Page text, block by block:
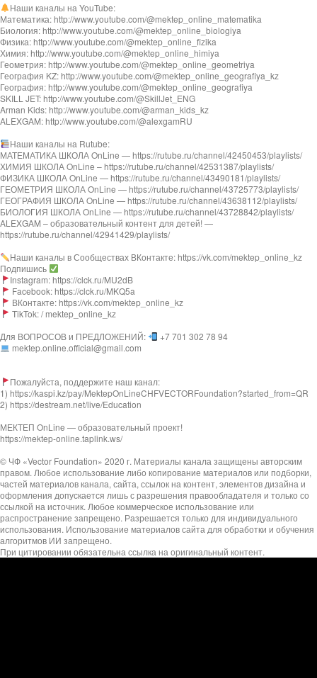
Наши каналы на YouTube:
Математика: http://www.youtube.com/@mektep_online_matematika
Биология: http://www.youtube.com/@mektep_online_biologiya
Физика: http://www.youtube.com/@mektep_online_fizika
Химия: http://www.youtube.com/@mektep_online_himiya
Геометрия: http://www.youtube.com/@mektep_online_geometriya
География KZ: http://www.youtube.com/@mektep_online_geografiya_kz
География: http://www.youtube.com/@mektep_online_geografiya
SKILL JET: http://www.youtube.com/@SkillJet_ENG
Arman Kids: http://www.youtube.com/@arman_kids_kz
ALEXGAM: http://www.youtube.com/@alexgamRU
Наши каналы на Rutube:
МАТЕМАТИКА ШКОЛА OnLine — https://rutube.ru/channel/42450453/playlists/
ХИМИЯ ШКОЛА OnLine – https://rutube.ru/channel/42531387/playlists/
ФИЗИКА ШКОЛА OnLine — https://rutube.ru/channel/43490181/playlists/
ГЕОМЕТРИЯ ШКОЛА OnLine — https://rutube.ru/channel/43725773/playlists/
ГЕОГРАФИЯ ШКОЛА OnLine — https://rutube.ru/channel/43638112/playlists/
БИОЛОГИЯ ШКОЛА OnLine — https://rutube.ru/channel/43728842/playlists/
ALEXGAM – образовательный контент для детей! —
https://rutube.ru/channel/42941429/playlists/
Наши каналы в Сообществах ВКонтакте: https://vk.com/mektep_online_kz
Подпишись
Instagram: https://clck.ru/MU2dB
Facebook: https://clck.ru/MKQ5a
ВКонтакте: https://vk.com/mektep_online_kz
TikTok: / mektep_online_kz
Для ВОПРОСОВ и ПРЕДЛОЖЕНИЙ:
+7 701 302 78 94
mektep.online.official@gmail.com
Пожалуйста, поддержите наш канал:
1) https://kaspi.kz/pay/MektepOnLineCHFVECTORFoundation?started_from=QR
2) https://destream.net/live/Education
МЕКТЕП OnLine — образовательный проект!
https://mektep-online.taplink.ws/
© ЧФ «Vector Foundation» 2020 г. Материалы канала защищены авторским
правом. Любое использование либо копирование материалов или подборки,
частей материалов канала, сайта, ссылок на контент, элементов дизайна и
оформления допускается лишь с разрешения правообладателя и только со
ссылкой на источник. Любое коммерческое использование или
распространение запрещено. Разрешается только для индивидуального
использования. Использование материалов сайта для обработки и обучения
алгоритмов ИИ запрещено.
При цитировании обязательна ссылка на оригинальный контент.